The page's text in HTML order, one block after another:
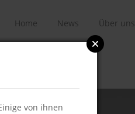
Home News Über uns
von ihnen